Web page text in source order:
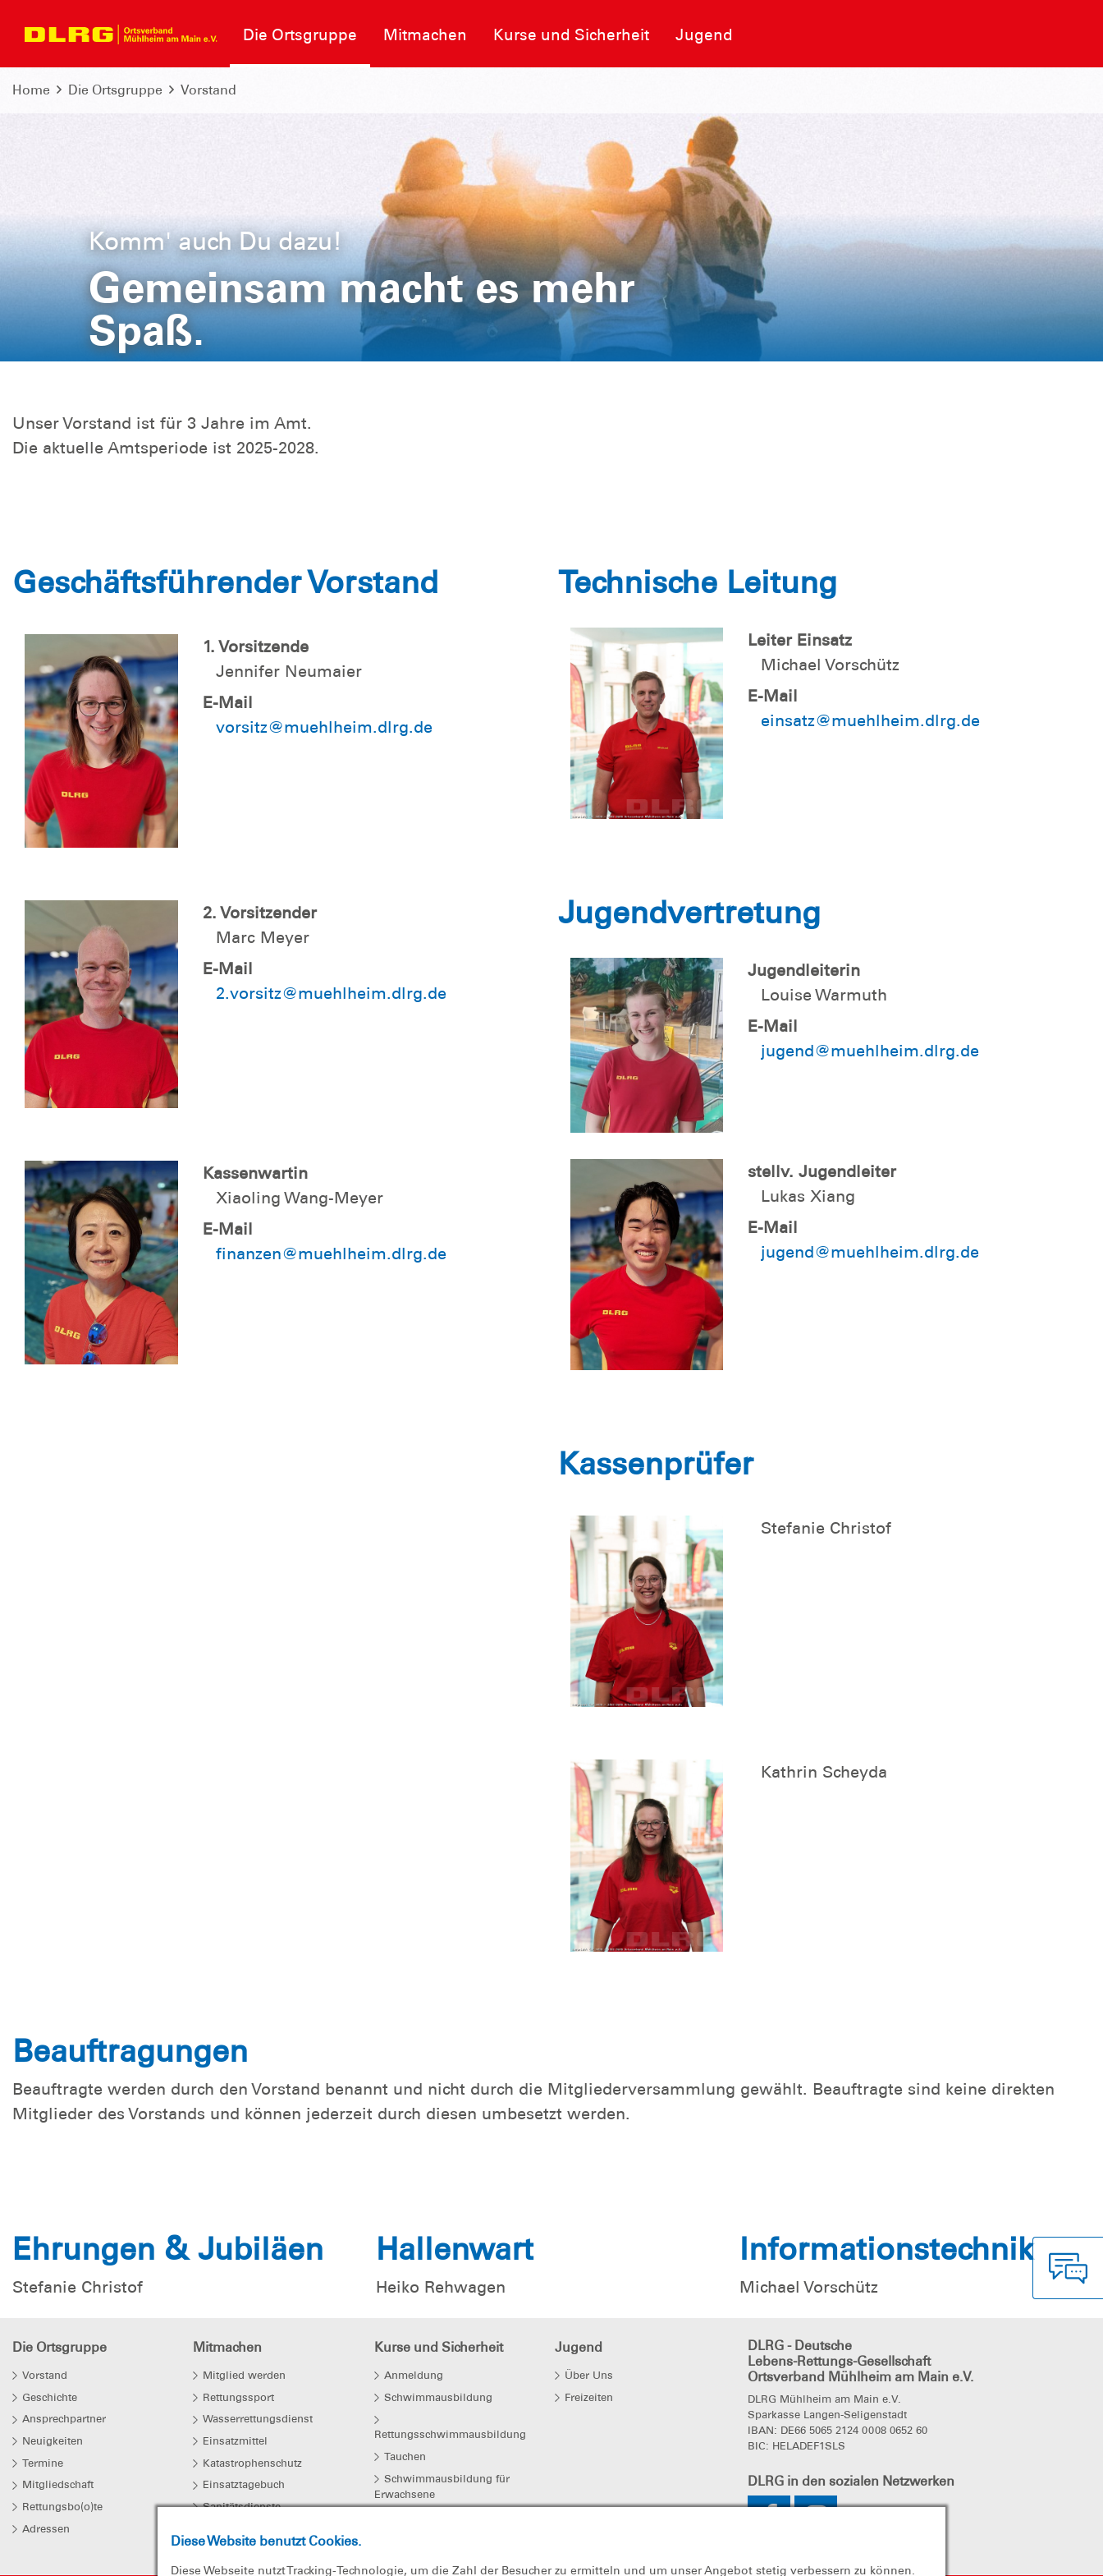
Die Ortsgruppe Mitmachen Kurse und Sicherheit Jugend
Home Die Ortsgruppe Vorstand
Komm' auch Du dazu!
Gemeinsam macht es mehr
Spaß.
Unser Vorstand ist für 3 Jahre im Amt.
Die aktuelle Amtsperiode ist 2025-2028.
Geschäftsführender Vorstand
1. Vorsitzende
Jennifer Neumaier
E-Mail
vorsitz@muehlheim.dlrg.de
2. Vorsitzender
Marc Meyer
E-Mail
2.vorsitz@muehlheim.dlrg.de
Kassenwartin
Xiaoling Wang-Meyer
E-Mail
finanzen@muehlheim.dlrg.de
Technische Leitung
Leiter Einsatz
Michael Vorschütz
E-Mail
einsatz@muehlheim.dlrg.de
Jugendvertretung
Jugendleiterin
Louise Warmuth
E-Mail
jugend@muehlheim.dlrg.de
stellv. Jugendleiter
Lukas Xiang
E-Mail
jugend@muehlheim.dlrg.de
Kassenprüfer
Stefanie Christof
Kathrin Scheyda
Beauftragungen
Beauftragte werden durch den Vorstand benannt und nicht durch die Mitgliederversammlung gewählt. Beauftragte sind keine direkten
Mitglieder des Vorstands und können jederzeit durch diesen umbesetzt werden.
Ehrungen & Jubiläen
Stefanie Christof
Hallenwart
Heiko Rehwagen
Informationstechnik
Michael Vorschütz
Diese Website benutzt Cookies.
Diese Webseite nutzt Tracking-Technologie, um die Zahl der Besucher zu ermitteln und um unser Angebot stetig verbessern zu können.
Die Ortsgruppe
Vorstand
Geschichte
Ansprechpartner
Neuigkeiten
Termine
Mitgliedschaft
Rettungsbo(o)te
Adressen
Mitmachen
Mitglied werden
Rettungssport
Wasserrettungsdienst
Einsatzmittel
Katastrophenschutz
Einsatztagebuch
Sanitätsdienste
Kurse und Sicherheit
Anmeldung
Schwimmausbildung
Rettungsschwimmausbildung
Tauchen
Schwimmausbildung für
Erwachsene
Jugend
Über Uns
Freizeiten
DLRG - Deutsche
Lebens-Rettungs-Gesellschaft
Ortsverband Mühlheim am Main e.V.
DLRG Mühlheim am Main e.V.
Sparkasse Langen-Seligenstadt
IBAN: DE66 5065 2124 0008 0652 60
BIC: HELADEF1SLS
DLRG in den sozialen Netzwerken